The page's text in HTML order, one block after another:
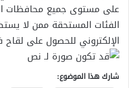
على مستوى جميع محافظات
الفئات المستحقة ممن لا
الإلكتروني للحصول على
شارك هذا الموضوع: